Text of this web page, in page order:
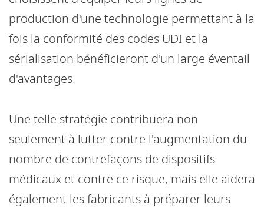
production d'une technologie permettant à la
fois la conformité des codes UDI et la
sérialisation bénéficieront d'un large éventail
d'avantages.
Une telle stratégie contribuera non
seulement à lutter contre l'augmentation du
nombre de contrefaçons de dispositifs
médicaux et contre ce risque, mais elle aidera
également les fabricants à préparer leurs